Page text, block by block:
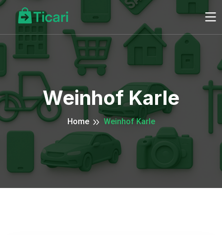
Weinhof Karle
Home Weinhof Karle